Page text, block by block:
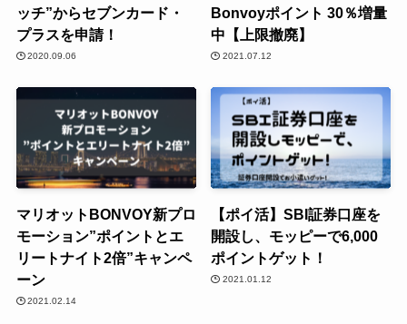
ッチ”からセブンカード・
プラスを申請！
2020.09.06
Bonvoyポイント 30％増量
中【上限撤廃】
2021.07.12
マリオットBONVOY新プロ
モーション”ポイントとエ
リートナイト2倍”キャンペ
ーン
2021.02.14
【ポイ活】SBI証券口座を
開設し、モッピーで6,000
ポイントゲット！
2021.01.12